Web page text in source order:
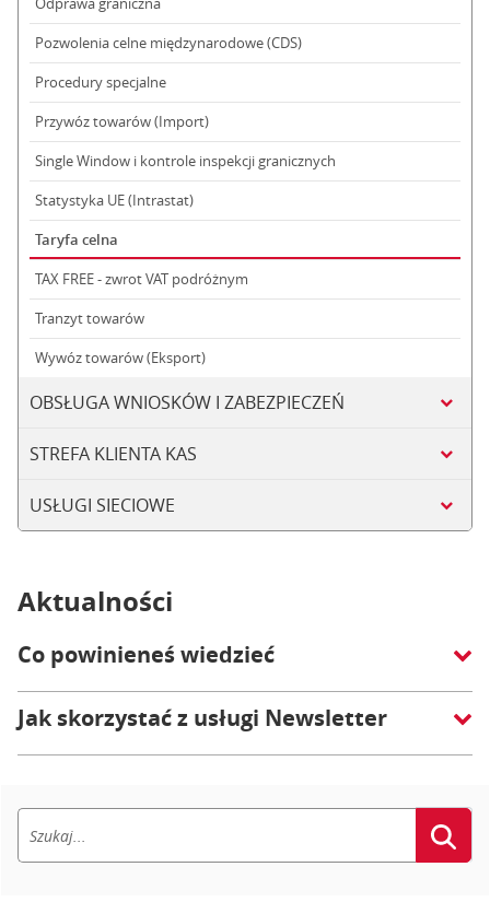
Pozwolenia celne międzynarodowe (CDS)
Procedury specjalne
Przywóz towarów (Import)
Single Window i kontrole inspekcji granicznych
Statystyka UE (Intrastat)
Taryfa celna
TAX FREE - zwrot VAT podróżnym
Tranzyt towarów
Wywóz towarów (Eksport)
OBSŁUGA WNIOSKÓW I ZABEZPIECZEŃ
STREFA KLIENTA KAS
USŁUGI SIECIOWE
Aktualności
Co powinieneś wiedzieć
Jak skorzystać z usługi Newsletter